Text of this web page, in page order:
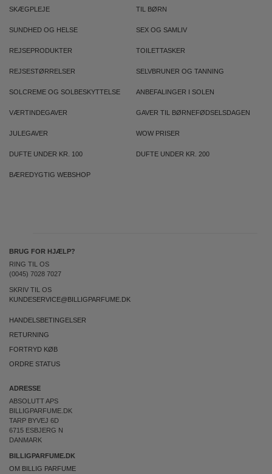
SKÆGPLEJE TIL BØRN
SUNDHED OG HELSE SEX OG SAMLIV
REJSEPRODUKTER TOILETTASKER
REJSESTØRRELSER SELVBRUNER OG TANNING
SOLCREME OG SOLBESKYTTELSE ANBEFALINGER I SOLEN
VÆRTINDEGAVER GAVER TIL BØRNEFØDSELSDAGEN
JULEGAVER WOW PRISER
DUFTE UNDER KR. 100 DUFTE UNDER KR. 200
BÆREDYGTIG WEBSHOP
BRUG FOR HJÆLP?
RING TIL OS
(0045) 7028 7027
SKRIV TIL OS
KUNDESERVICE@BILLIGPARFUME.DK
HANDELSBETINGELSER
RETURNING
FORTRYD KØB
ORDRE STATUS
ADRESSE
ABSOLUTT APS
BILLIGPARFUME.DK
TARP BYVEJ 6D
6715 ESBJERG N
DANMARK
BILLIGPARFUME.DK
OM BILLIG PARFUME